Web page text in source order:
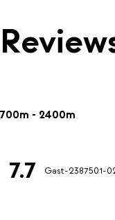
700m - 2400m
7.7 Gast-2387501-